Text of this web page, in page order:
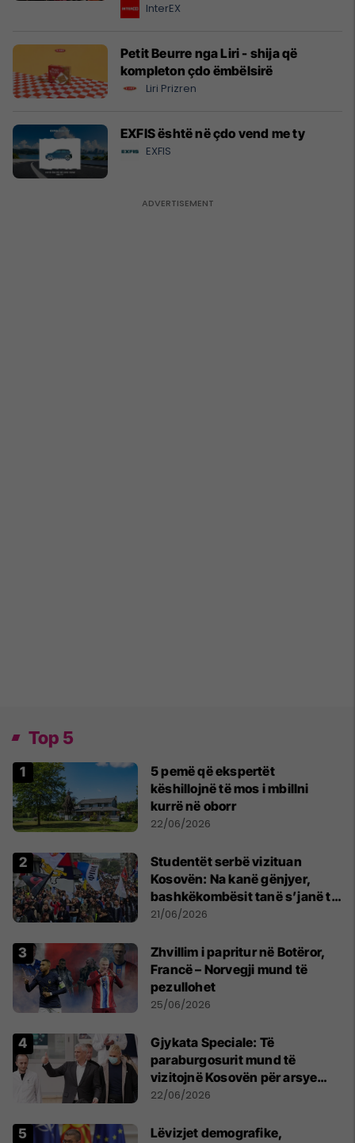
InterEX
Petit Beurre nga Liri - shija që
kompleton çdo ëmbëlsirë
Liri Prizren
EXFIS është në çdo vend me ty
EXFIS
Top 5
5 pemë që ekspertët
këshillojnë të mos i mbillni
kurrë në oborr
22/06/2026
Studentët serbë vizituan
Kosovën: Na kanë gënjyer,
bashkëkombësit tanë s’janë të
shtypur
21/06/2026
Zhvillim i papritur në Botëror,
Francë – Norvegji mund të
pezullohet
25/06/2026
​Gjykata Speciale: Të
paraburgosurit mund të
vizitojnë Kosovën për arsye
humanitare
22/06/2026
Lëvizjet demografike,